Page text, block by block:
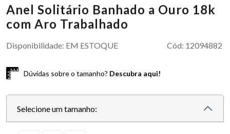
Anel Solitário Banhado a Ouro 18k
com Aro Trabalhado
Disponibilidade: EM ESTOQUE Cód: 12094882
Dúvidas sobre o tamanho? Descubra aqui!
Selecione um tamanho: